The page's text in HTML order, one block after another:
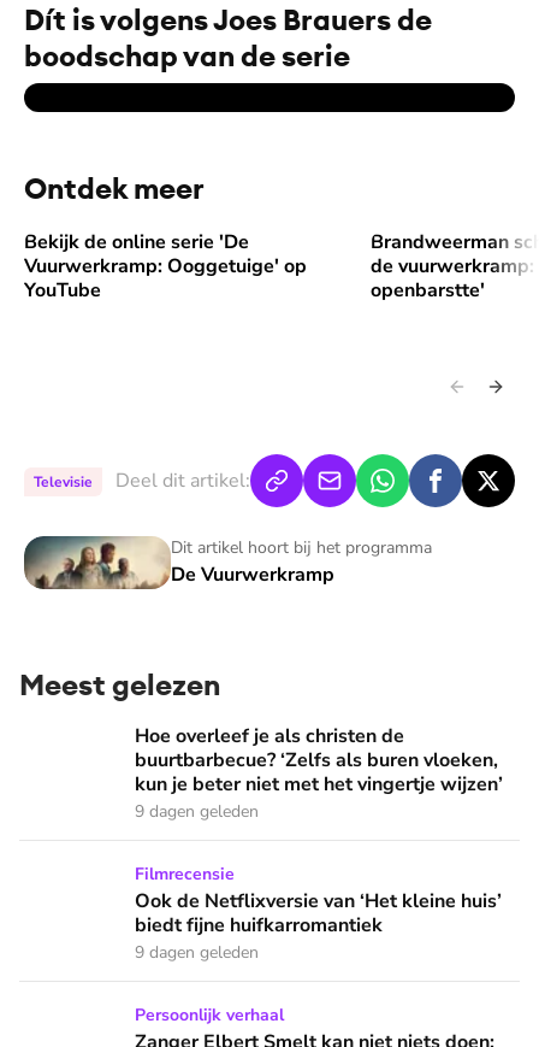
Dít is volgens Joes Brauers de
boodschap van de serie
Ontdek meer
Bekijk de online serie 'De
Vuurwerkramp: Ooggetuige' op
YouTube
Bekijk de online serie 'De Vuurwerkramp: Ooggetuige' op
Brandweerman
de vuurwerkramp:
openbarstte'
Brandweerman
Televisie Deel dit artikel:
Dit artikel hoort bij het programma
De Vuurwerkramp
De Vuurwerkramp
Meest gelezen
Hoe overleef je als christen de buurtbarbecue? ‘Zelfs als
Hoe overleef je als christen de
buurtbarbecue? ‘Zelfs als buren vloeken,
kun je beter niet met het vingertje wijzen’
9 dagen geleden
Ook de Netflixversie van ‘Het kleine huis’ biedt fijne
Filmrecensie
Ook de Netflixversie van ‘Het kleine huis’
biedt fijne huifkarromantiek
9 dagen geleden
Zanger Elbert Smelt kan niet niets doen: ‘Ik word soms
Persoonlijk verhaal